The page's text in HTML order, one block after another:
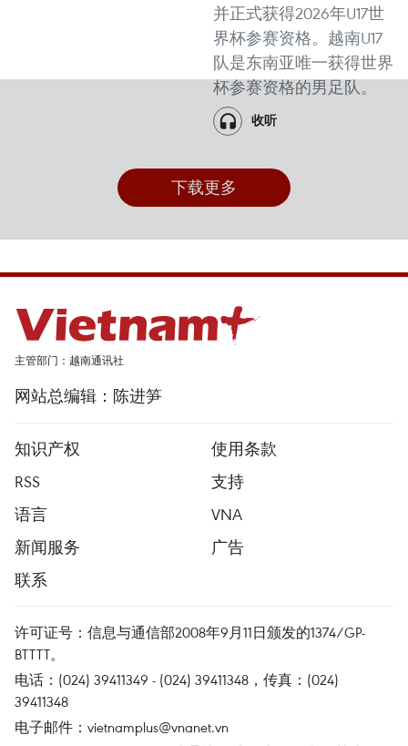
并正式获得2026年U17世
界杯参赛资格。越南U17
队是东南亚唯一获得世界
杯参赛资格的男足队。
收听
下载更多
主管部门：越南通讯社
网站总编辑：陈进笋
知识产权
使用条款
RSS
支持
语言
VNA
新闻服务
广告
联系
许可证号：信息与通信部2008年9月11日颁发的1374/GP-
BTTTT。
电话：(024) 39411349 - (024) 39411348，传真：(024)
39411348
电子邮件： vietnamplus@vnanet.vn